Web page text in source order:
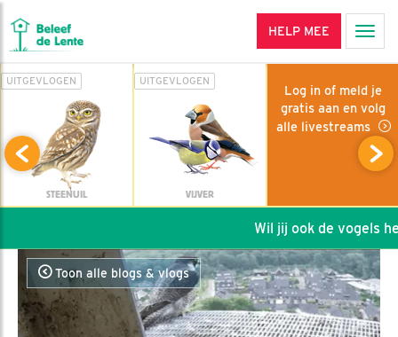
HELP MEE
UITGEVLOGEN
STEENUIL
UITGEVLOGEN
VIJVER
Log in of meld je
gratis aan en volg
alle livestreams
Wil jij ook de vogels
Toon alle blogs & vlogs